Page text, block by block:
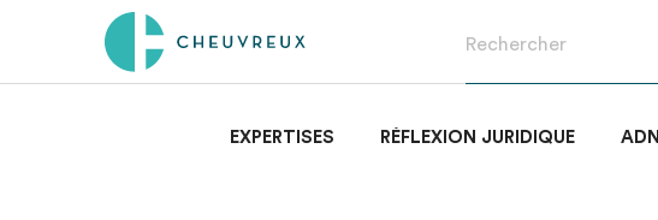
EXPERTISES RÉFLEXION JURIDIQUE ADN